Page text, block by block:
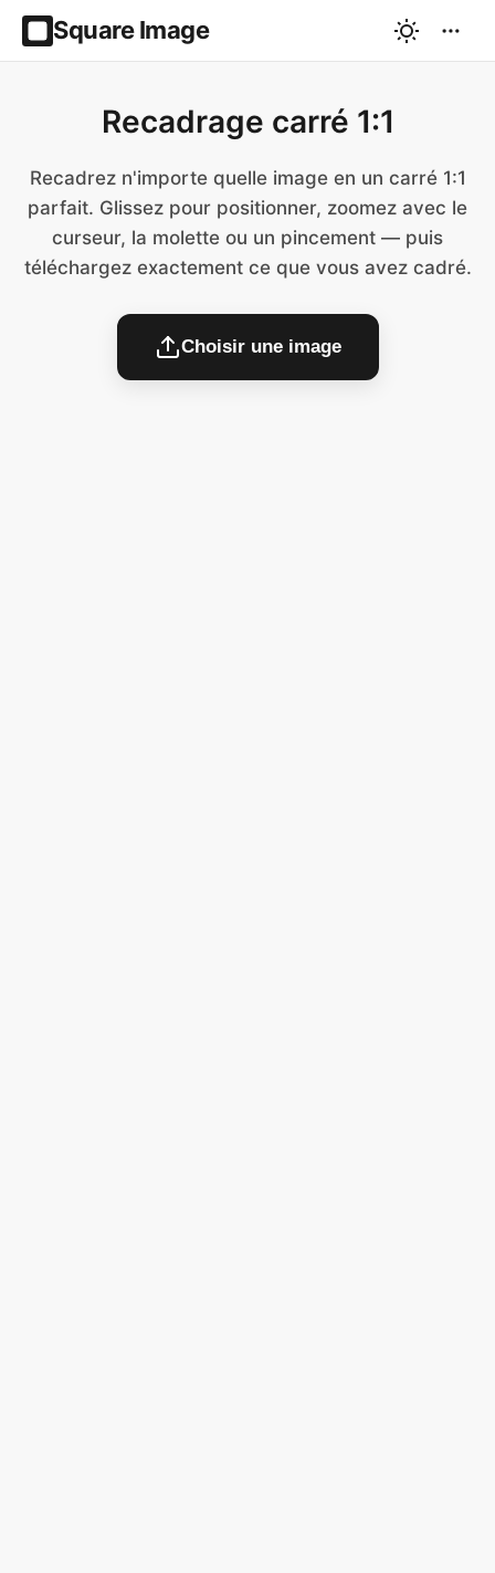
Square Image
Recadrage carré 1:1
Recadrez n'importe quelle image en un carré 1:1
parfait. Glissez pour positionner, zoomez avec le
curseur, la molette ou un pincement — puis
téléchargez exactement ce que vous avez cadré.
Choisir une image